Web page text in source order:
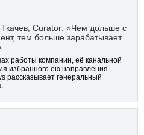
Curator: «Чем дольше с
тем больше зарабатывает
работы компании, её канальной
избранного ею направления
рассказывает генеральный